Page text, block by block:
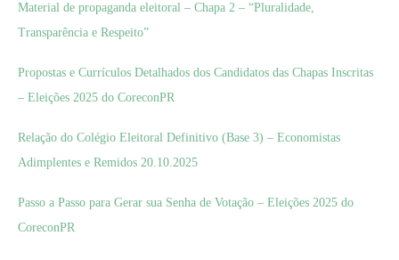
Material de propaganda eleitoral – Chapa 2 – “Pluralidade,
Transparência e Respeito”
Propostas e Currículos Detalhados dos Candidatos das Chapas Inscritas
– Eleições 2025 do CoreconPR
Relação do Colégio Eleitoral Definitivo (Base 3) – Economistas
Adimplentes e Remidos 20.10.2025
Passo a Passo para Gerar sua Senha de Votação – Eleições 2025 do
CoreconPR